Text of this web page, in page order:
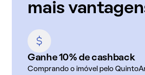
mais
Ganhe 10% de cashback
Comprando o imóvel pelo